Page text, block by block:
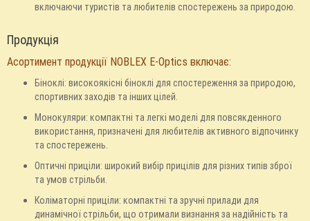
включаючи туристів та любителів спостережень за природою.
Продукція
Асортимент продукції NOBLEX E-Optics включає:
Біноклі: високоякісні біноклі для спостереження за природою,
спортивних заходів та інших цілей.
Монокуляри: компактні та легкі моделі для повсякденного
використання, призначені для любителів активного відпочинку
та спостережень.
Оптичні приціли: широкий вибір прицілів для різних типів зброї
та умов стрільби.
Коліматорні приціли: компактні та зручні прилади для
динамічної стрільби, що отримали визнання за надійність та